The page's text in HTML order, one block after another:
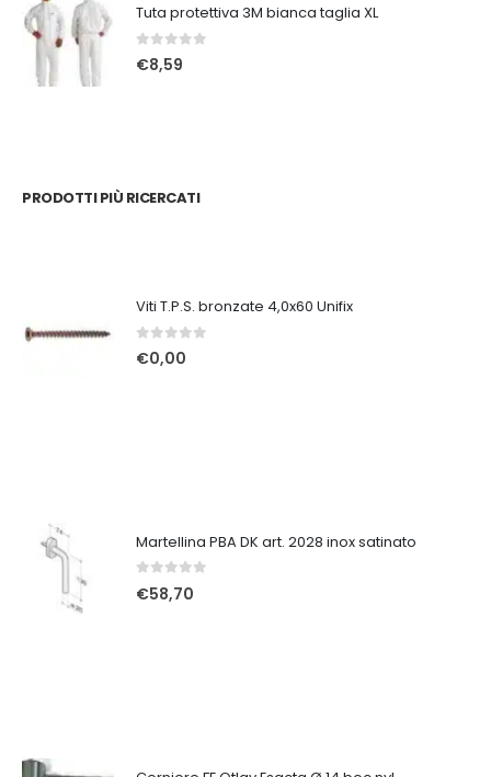
Tuta protettiva 3M bianca taglia XL
Su 5
€8,59
PRODOTTI PIÙ RICERCATI
Viti T.P.S. bronzate 4,0x60 Unifix
Su 5
€0,00
Martellina PBA DK art. 2028 inox satinato
Su 5
€58,70